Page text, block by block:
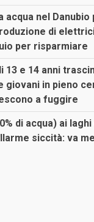
acqua nel Danubio
di
per risparmiare
13 e 14 anni
giovani in pieno
a fuggire
di acqua) ai
siccità: va